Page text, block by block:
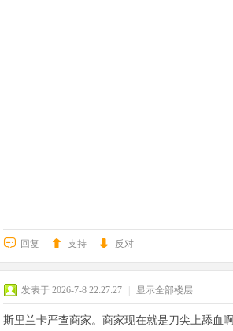
回复 支持 反对
发表于 2026-7-8 22:27:27 显示全部楼层
斯里兰卡严查商家。商家现在就是刀尖上舔血啊